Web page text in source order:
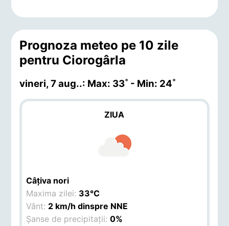
Prognoza meteo pe 10 zile
pentru Ciorogârla
vineri, 7 aug..: Max: 33˚ - Min: 24˚
ZIUA
Câțiva nori
Maxima zilei: 33°C
Vânt: 2 km/h dinspre NNE
Șanse de precipitații:0%